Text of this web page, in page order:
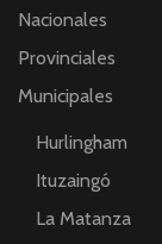
Nacionales
Provinciales
Municipales
Hurlingham
Ituzaingó
La Matanza